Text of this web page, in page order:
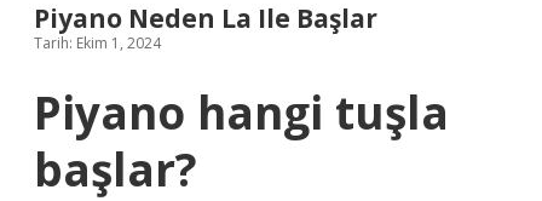
Piyano Neden La Ile Başlar
Tarih: Ekim 1, 2024
Piyano hangi tuşla
başlar?